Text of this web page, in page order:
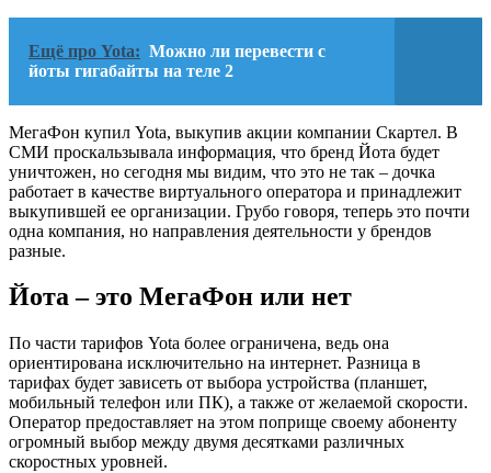
Ещё про Yota: Можно ли перевести с
йоты гигабайты на теле 2
МегаФон купил Yota, выкупив акции компании Скартел. В
СМИ проскальзывала информация, что бренд Йота будет
уничтожен, но сегодня мы видим, что это не так – дочка
работает в качестве виртуального оператора и принадлежит
выкупившей ее организации. Грубо говоря, теперь это почти
одна компания, но направления деятельности у брендов
разные.
Йота – это МегаФон или нет
По части тарифов Yota более ограничена, ведь она
ориентирована исключительно на интернет. Разница в
тарифах будет зависеть от выбора устройства (планшет,
мобильный телефон или ПК), а также от желаемой скорости.
Оператор предоставляет на этом поприще своему абоненту
огромный выбор между двумя десятками различных
скоростных уровней.